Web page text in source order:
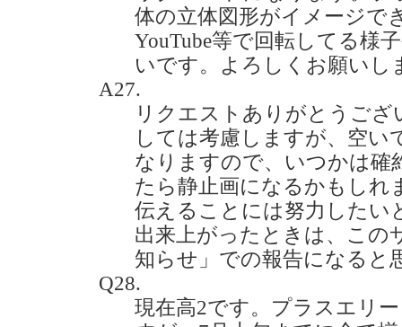
体の立体図形がイメージで
YouTube等で回転してる様
いです。よろしくお願いし
A27.
リクエストありがとうご
しては考慮しますが、空
なりますので、いつかは確
たら静止画になるかもしれ
伝えることには努力したい
出来上がったときは、この
知らせ」での報告になると
Q28.
現在高2です。プラスエリ